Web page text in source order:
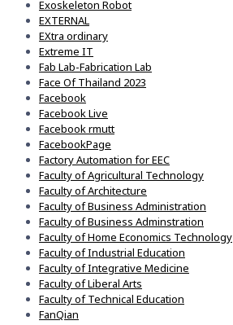
Exoskeleton Robot
EXTERNAL
EXtra ordinary
Extreme IT
Fab Lab-Fabrication Lab
Face Of Thailand 2023
Facebook
Facebook Live
Facebook rmutt
FacebookPage
Factory Automation for EEC
Faculty of Agricultural Technology
Faculty of Architecture
Faculty of Business Administration
Faculty of Business Adminstration
Faculty of Home Economics Technology
Faculty of Industrial Education
Faculty of Integrative Medicine
Faculty of Liberal Arts
Faculty of Technical Education
FanQian